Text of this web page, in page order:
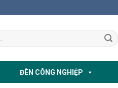
ĐÈN CÔNG NGHIỆP